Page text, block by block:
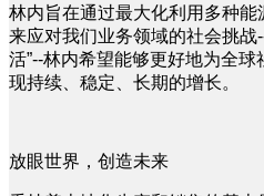
林内旨在通过最大化利用多种
来应对我们业务领域的社会挑战
活”--林内希望能够更好地为全
现持续、稳定、长期的增长。
放眼世界，创造未来